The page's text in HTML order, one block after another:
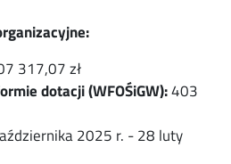
317,07 zł
dotacji (WFOŚiGW):403
2025 r. - 28 luty